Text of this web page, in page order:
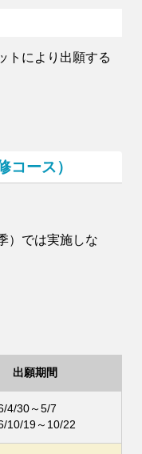
トにより出願する
コース）
）では実施しな
出願期間
4/30～5/7
10/19～10/22